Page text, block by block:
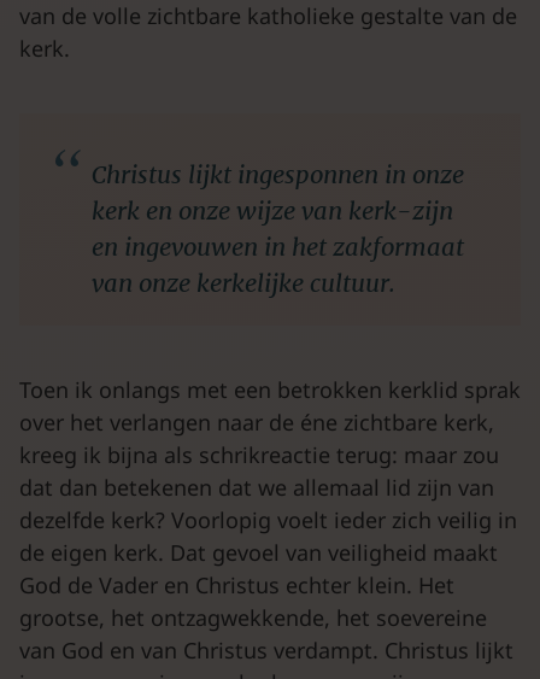
van de volle zichtbare katholieke gestalte van de
kerk.
Christus lijkt ingesponnen in onze
kerk en onze wijze van kerk-zijn
en ingevouwen in het zakformaat
van onze kerkelijke cultuur.
Toen ik onlangs met een betrokken kerklid sprak
over het verlangen naar de éne zichtbare kerk,
kreeg ik bijna als schrikreactie terug: maar zou
dat dan betekenen dat we allemaal lid zijn van
dezelfde kerk? Voorlopig voelt ieder zich veilig in
de eigen kerk. Dat gevoel van veiligheid maakt
God de Vader en Christus echter klein. Het
grootse, het ontzagwekkende, het soevereine
van God en van Christus verdampt. Christus lijkt